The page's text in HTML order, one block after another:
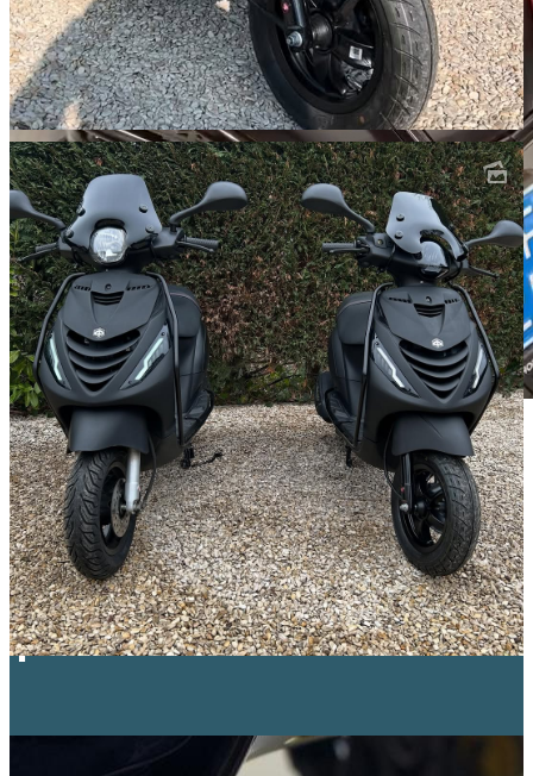
profiteer van onze acties
en scherpe prijzen
Customizen is onze
passie